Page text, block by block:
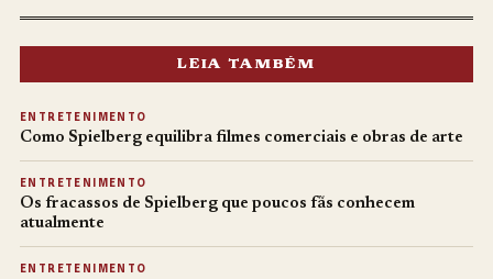
LEIA TAMBÉM
ENTRETENIMENTO
Como Spielberg equilibra filmes comerciais e obras de arte
ENTRETENIMENTO
Os fracassos de Spielberg que poucos fãs conhecem
atualmente
ENTRETENIMENTO